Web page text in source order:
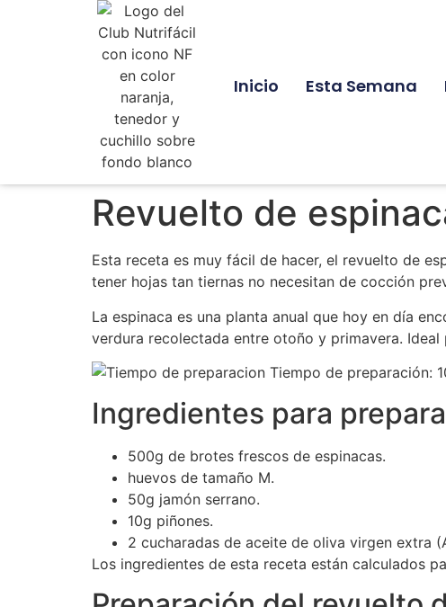
Inicio Esta Semana
Revuelto de
Esta receta es muy fácil de hacer, el revuelto de
tener hojas tan tiernas no necesitan de cocción
La espinaca es una planta anual que hoy en día
verdura recolectada entre otoño y primavera.
Tiempo de preparación:
Ingredientes para
500g de brotes frescos de espinacas.
huevos de tamaño M.
50g jamón serrano.
10g piñones.
2 cucharadas de aceite de oliva virgen extra
Los ingredientes de esta receta están calculados